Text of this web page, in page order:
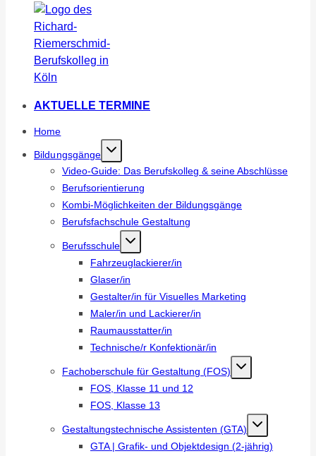
AKTUELLE TERMINE
Home
Bildungsgänge
Video-Guide: Das Berufskolleg & seine Abschlüsse
Berufsorientierung
Kombi-Möglichkeiten der Bildungsgänge
Berufsfachschule Gestaltung
Berufsschule
Fahrzeuglackierer/in
Glaser/in
Gestalter/in für Visuelles Marketing
Maler/in und Lackierer/in
Raumausstatter/in
Technische/r Konfektionär/in
Fachoberschule für Gestaltung (FOS)
FOS, Klasse 11 und 12
FOS, Klasse 13
Gestaltungstechnische Assistenten (GTA)
GTA | Grafik- und Objektdesign (2-jährig)